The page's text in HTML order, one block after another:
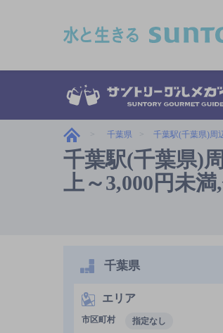
千葉県 千葉駅(千葉県)周
千葉駅(千葉県)
上～3,000円未
千葉県
エリア
市区町村
指定なし